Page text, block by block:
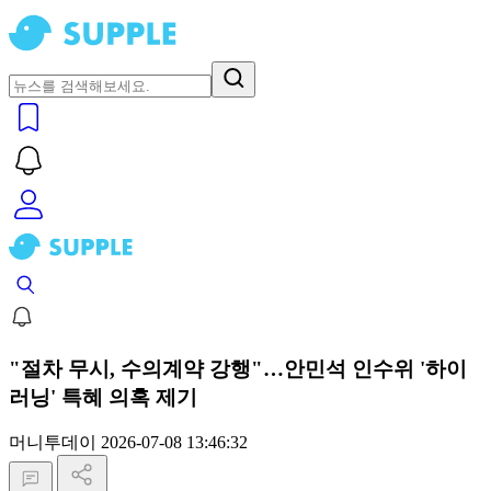
"절차 무시, 수의계약 강행"…안민석 인수위 '하이
러닝' 특혜 의혹 제기
머니투데이 2026-07-08 13:46:32